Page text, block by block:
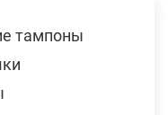
тампоны